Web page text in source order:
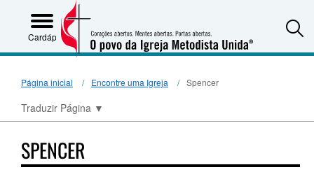
Cardápio
Página inicial Encontre uma Igreja Spencer
Traduzir Página ▼
SPENCER